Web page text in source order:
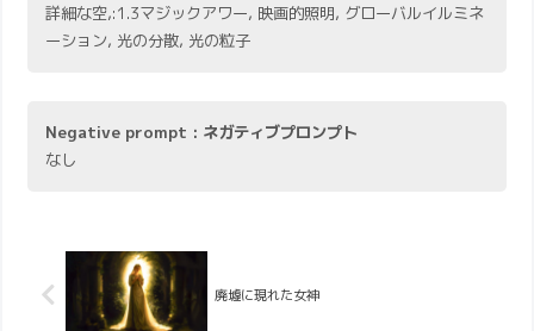
詳細な空,:1.3マジックアワー, 映画的照明, グローバルイルミネ
ーション, 光の分散, 光の粒子
Negative prompt : ネガティブプロンプト
なし
廃墟に現れた女神